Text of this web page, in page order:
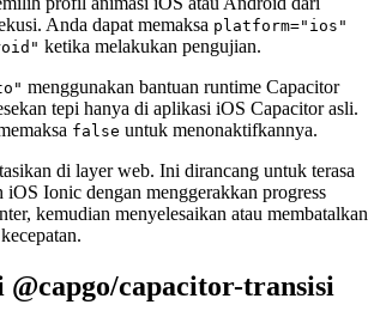
Anda dapat memaksa platform="ios"
ketika melakukan pengujian.
menggunakan bantuan runtime Capacitor
tepi hanya di aplikasi iOS Capacitor asli.
false untuk menonaktifkannya.
di layer web. Ini dirancang untuk terasa
iOS Ionic dengan menggerakkan progress
kemudian menyelesaikan atau membatalkan
@capgo/capacitor-transisi